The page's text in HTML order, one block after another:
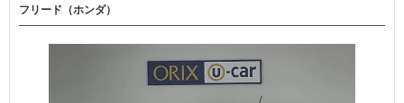
フリード（ホンダ）